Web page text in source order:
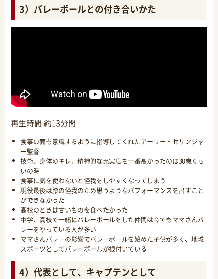
3）バレーボールとの付き合いかた
再生時間 約13分間
食事の面も意識するように指導してくれたアーリー・セリンジャ
ー監督
技術、身体のキレ、精神的な充実度も一番高かったのは30歳くら
いの時
食事に気を使わないと怪我をしやすくなってしまう
現役最後は膝の怪我のため思うようなパフォーマンスを出すこと
ができなかった
高校のときは甘いものを食べたかった
中学、高校で一緒にバレーボールをした仲間は今でもママさんバ
レーをやっている人が多い
ママさんバレーの影響でバレーボールを始めた子供が多く、地域
スポーツとしてバレーボールが根付いている
4）代表として、キャプテンとして